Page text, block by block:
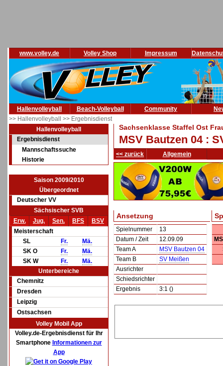
www.volley.de Volley Shop Impressum
Hallenvolleyball Beach-Volleyball Community
>> Hallenvolleyball >> Ergebnisdienst
Hallenvolleyball
Ergebnisdienst
Mannschaftssuche
Historie
Saison 2009/2010
Übergeordnet
Deutscher VV
Sächsischer SVB
Erw.
Jug. Sen. BFS
BSV
Meisterschaft
SL
Fr.
Mä.
SK O
Fr.
Mä.
SK W
Fr.
Mä.
Unterbereiche
Chemnitz
Dresden
Leipzig
Ostsachsen
Volley Mobil App
Volley.de-Ergebnisdienst für Ihr
Smartphone Informationen zur
App
Sachsenklasse Staffel Ost
MSV Bautzen 04 :
<< zurück Allgemein
Ansetzung
Spielnummer
13
Datum / Zeit
12.09.09
Team A
MSV Bautzen 04
Team B
SV Meißen
Ausrichter
Schiedsrichter
Ergebnis
3:1 ()